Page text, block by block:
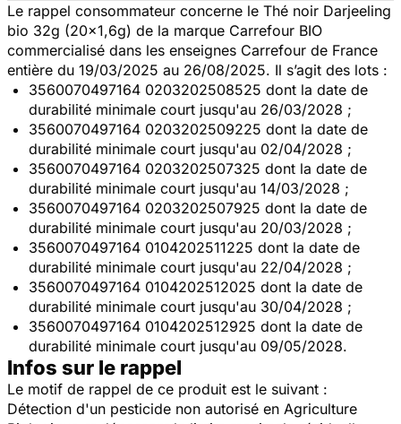
Le rappel consommateur concerne le Thé noir Darjeeling
bio 32g (20x1,6g) de la marque Carrefour BIO
commercialisé dans les enseignes Carrefour de France
entière du 19/03/2025 au 26/08/2025. Il s’agit des lots :
3560070497164 0203202508525 dont la date de
durabilité minimale court jusqu'au 26/03/2028 ;
3560070497164 0203202509225 dont la date de
durabilité minimale court jusqu'au 02/04/2028 ;
3560070497164 0203202507325 dont la date de
durabilité minimale court jusqu'au 14/03/2028 ;
3560070497164 0203202507925 dont la date de
durabilité minimale court jusqu'au 20/03/2028 ;
3560070497164 0104202511225 dont la date de
durabilité minimale court jusqu'au 22/04/2028 ;
3560070497164 0104202512025 dont la date de
durabilité minimale court jusqu'au 30/04/2028 ;
3560070497164 0104202512925 dont la date de
durabilité minimale court jusqu'au 09/05/2028.
Infos sur le rappel
Le motif de rappel de ce produit est le suivant :
Détection d'un pesticide non autorisé en Agriculture